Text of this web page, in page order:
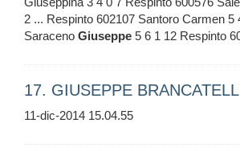
2 ... Respinto 602107 Santoro Carmen 5
Saraceno Giuseppe 5 6 1 12 Respinto
17. GIUSEPPE
11-dic-2014 15.04.55